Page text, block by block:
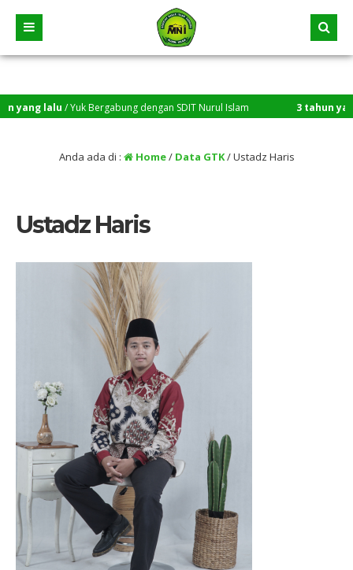
lalu/ Yuk Bergabung dengan SDIT Nurul Islam 3 tahun yang
Anda ada di : Home/ Data GTK/Ustadz Haris
Ustadz Haris